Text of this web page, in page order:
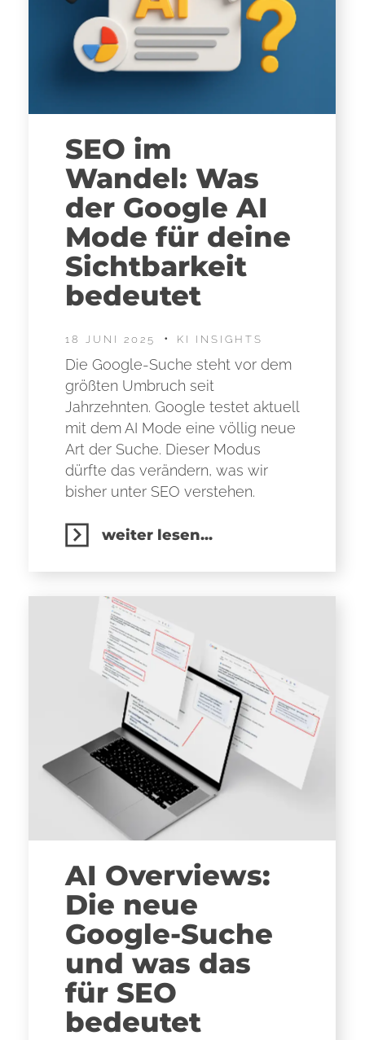
SEO im
Wandel: Was
der Google AI
Mode für deine
Sichtbarkeit
bedeutet
18 JUNI 2025 KI INSIGHTS
Die Google-Suche steht vor dem
größten Umbruch seit
Jahrzehnten. Google testet aktuell
mit dem AI Mode eine völlig neue
Art der Suche. Dieser Modus
dürfte das verändern, was wir
bisher unter SEO verstehen.
weiter lesen...
AI Overviews:
Die neue
Google-Suche
und was das
für SEO
bedeutet